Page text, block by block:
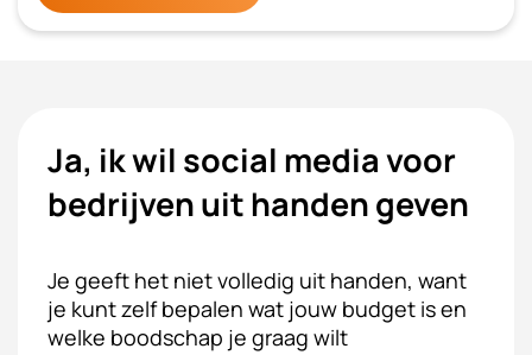
Ja, ik wil social media voor
bedrijven uit handen geven
Je geeft het niet volledig uit handen, want
je kunt zelf bepalen wat jouw budget is en
welke boodschap je graag wilt